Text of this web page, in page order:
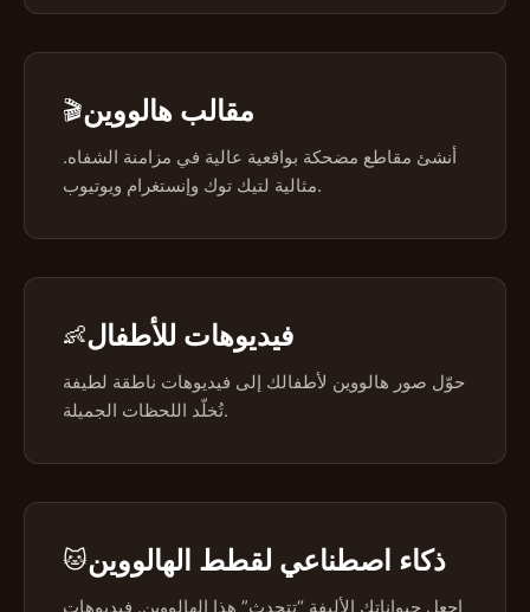
🎬مقالب هالووين
أنشئ مقاطع مضحكة بواقعية عالية في مزامنة الشفاه.
مثالية لتيك توك وإنستغرام ويوتيوب.
👶فيديوهات للأطفال
حوّل صور هالووين لأطفالك إلى فيديوهات ناطقة لطيفة
تُخلّد اللحظات الجميلة.
🐱ذكاء اصطناعي لقطط الهالووين
اجعل حيواناتك الأليفة “تتحدث” هذا الهالووين. فيديوهات